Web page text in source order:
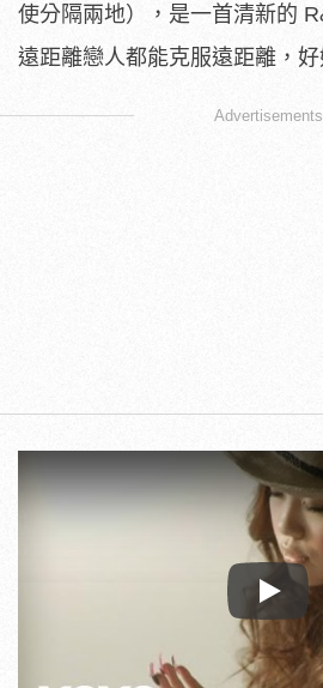
使分隔兩地），是一首清新的
遠距離戀人都能克服遠距離，好
Advertisements
Play